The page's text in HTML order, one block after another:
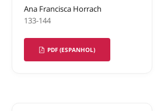
Ana Francisca Horrach
133-144
PDF (ESPANHOL)